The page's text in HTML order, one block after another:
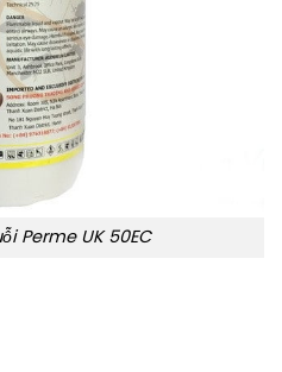
Perme UK 50EC